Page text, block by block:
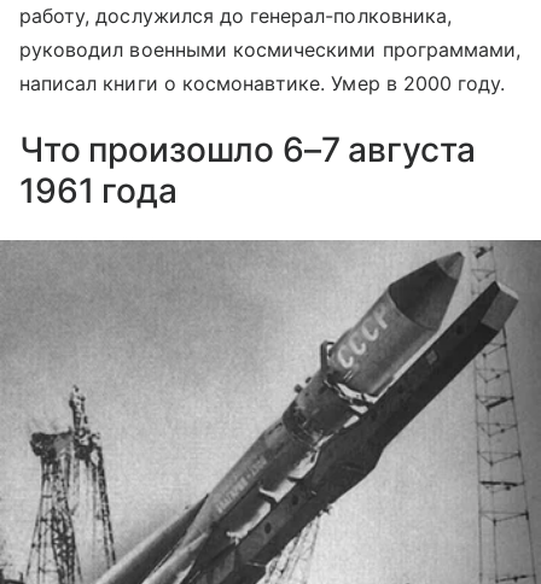
работу, дослужился до генерал-полковника,
руководил военными космическими программами,
написал книги о космонавтике. Умер в 2000 году.
Что произошло 6–7 августа
1961 года